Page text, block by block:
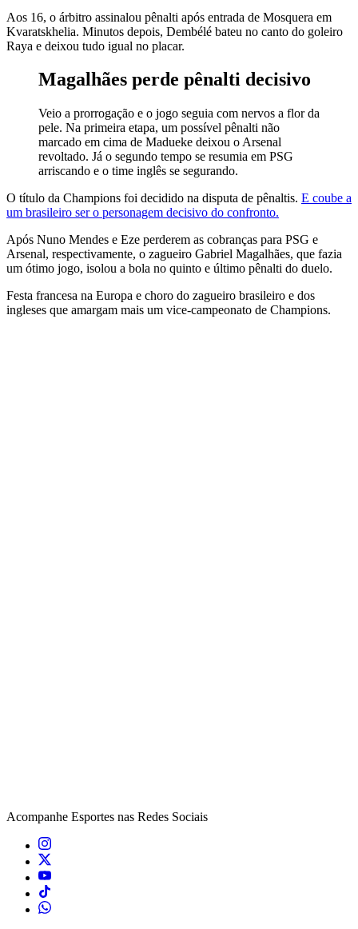
Aos 16, o árbitro assinalou pênalti após entrada de Mosquera em
Kvaratskhelia. Minutos depois, Dembélé bateu no canto do goleiro
Raya e deixou tudo igual no placar.
Magalhães perde pênalti decisivo
Veio a prorrogação e o jogo seguia com nervos a flor da
pele. Na primeira etapa, um possível pênalti não
marcado em cima de Madueke deixou o Arsenal
revoltado. Já o segundo tempo se resumia em PSG
arriscando e o time inglês se segurando.
O título da Champions foi decidido na disputa de pênaltis. E coube a
um brasileiro ser o personagem decisivo do confronto.
Após Nuno Mendes e Eze perderem as cobranças para PSG e
Arsenal, respectivamente, o zagueiro Gabriel Magalhães, que fazia
um ótimo jogo, isolou a bola no quinto e último pênalti do duelo.
Festa francesa na Europa e choro do zagueiro brasileiro e dos
ingleses que amargam mais um vice-campeonato de Champions.
Acompanhe Esportes nas Redes Sociais